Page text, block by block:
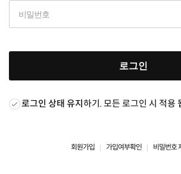
로그인
로그인 상태 유지하기. 모든 로그인 시 적용
회원가입 가입여부확인 비밀번호